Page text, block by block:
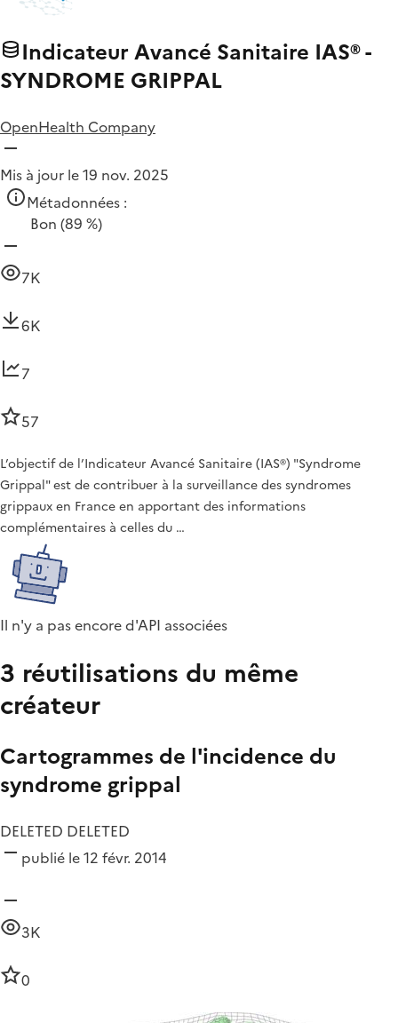
Indicateur Avancé Sanitaire IAS® -
SYNDROME GRIPPAL
OpenHealth Company
Mis à jour le 19 nov. 2025
Métadonnées :
Bon (89 %)
7K
6K
7
57
L’objectif de l’Indicateur Avancé Sanitaire (IAS®) "Syndrome
Grippal" est de contribuer à la surveillance des syndromes
grippaux en France en apportant des informations
complémentaires à celles du …
Il n'y a pas encore d'API associées
3 réutilisations du même
créateur
Cartogrammes de l'incidence du
syndrome grippal
DELETED DELETED
publié le 12 févr. 2014
3K
0